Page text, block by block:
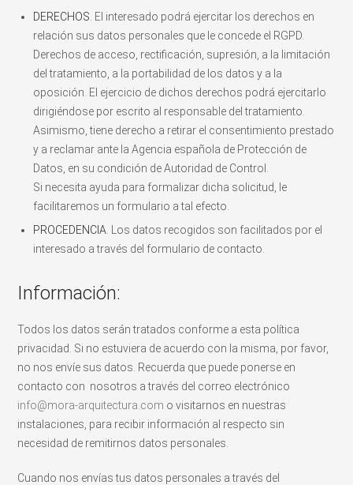
DERECHOS . El interesado podrá ejercitar los derechos en
relación sus datos personales que le concede el RGPD.
Derechos de acceso, rectificación, supresión, a la limitación
del tratamiento, a la portabilidad de los datos y a la
oposición. El ejercicio de dichos derechos podrá ejercitarlo
dirigiéndose por escrito al responsable del tratamiento.
Asimismo, tiene derecho a retirar el consentimiento prestado
y a reclamar ante la Agencia española de Protección de
Datos, en su condición de Autoridad de Control.
Si necesita ayuda para formalizar dicha solicitud, le
facilitaremos un formulario a tal efecto.
PROCEDENCIA . Los datos recogidos son facilitados por el
interesado a través del formulario de contacto.
Información:
Todos los datos serán tratados conforme a esta política
privacidad. Si no estuviera de acuerdo con la misma, por favor,
no nos envíe sus datos. Recuerda que puede ponerse en
contacto con nosotros a través del correo electrónico
info@mora-arquitectura.com o visitarnos en nuestras
instalaciones, para recibir información al respecto sin
necesidad de remitirnos datos personales.
Cuando nos envías tus datos personales a través del